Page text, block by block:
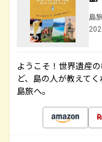
島旅
ようこそ！世界遺産
ど、島の人が教えて
島旅へ。